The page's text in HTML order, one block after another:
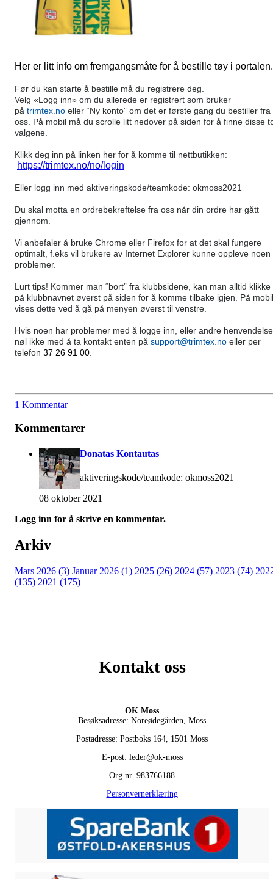
Her er litt info om fremgangsmåte for å bestille tøy i portalen.
Før du kan starte å bestille må du registrere deg.
Velg «Logg inn» om du allerede er registrert som bruker
på trimtex.no eller “Ny konto” om det er første gang du bestiller fra
oss. På mobil må du scrolle litt nedover på siden for å finne disse
valgene.
Klikk deg inn på linken her for å komme til nettbutikken:
https://trimtex.no/no/login
Eller logg inn med aktiveringskode/teamkode: okmoss2021
Du skal motta en ordrebekreftelse fra oss når din ordre har gått
gjennom.
Vi anbefaler å bruke Chrome eller Firefox for at det skal fungere
optimalt, f.eks vil brukere av Internet Explorer kunne oppleve noen
problemer.
Lurt tips! Kommer man “bort” fra klubbsidene, kan man alltid klikke
på klubbnavnet øverst på siden for å komme tilbake igjen. På mobil
vises dette ved å gå på menyen øverst til venstre.
Hvis noen har problemer med å logge inn, eller andre
nøl ikke med å ta kontakt enten på support@trimtex.no eller per
telefon 37 26 91 00
1 Kommentar
Kommentarer
Donatas Kontautas
aktiveringskode/teamkode: okmoss2021
08 oktober 2021
Logg inn for å skrive en kommentar.
Arkiv
Mars 2026 (3) Januar 2026 (1) 2025 (26) 2024 (57) 2023 (74)
(135) 2021 (175)
Kontakt oss
OK Moss
Besøksadresse: Noreødegården, Moss
Postadresse: Postboks 164, 1501 Moss
E-post: leder@ok-moss
Org.nr. 983766188
Personvernerklæring